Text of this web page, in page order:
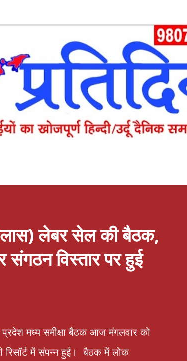
लेबर सेल की बैठक,
संगठन विस्तार पर हुई
मध्य समीक्षा बैठक आज मंगलवार को
रिसॉर्ट में संपन्न हुई। बैठक में लोक